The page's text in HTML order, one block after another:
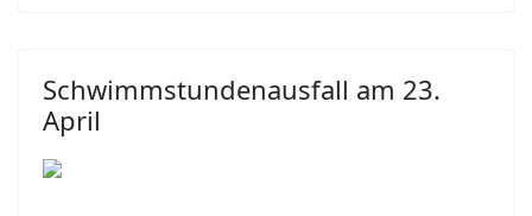
Schwimmstundenausfall am 23.
April